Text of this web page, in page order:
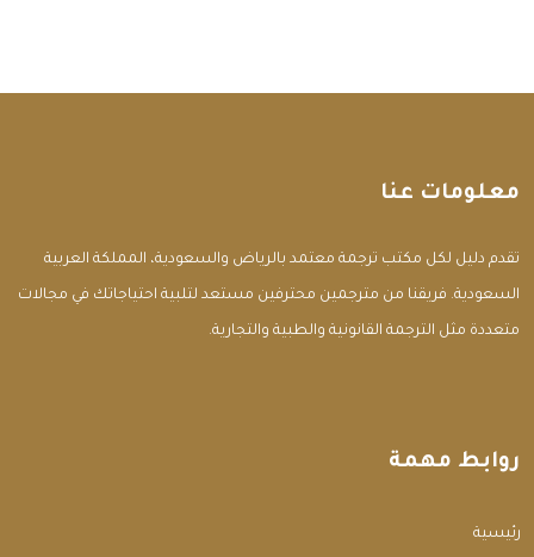
معلومات عنا
تقدم دليل لكل مكتب ترجمة معتمد بالرياض والسعودية، المملكة العربية
السعودية. فريقنا من مترجمين محترفين مستعد لتلبية احتياجاتك في مجالات
متعددة مثل الترجمة القانونية والطبية والتجارية.
روابط مهمة
الرئيسية